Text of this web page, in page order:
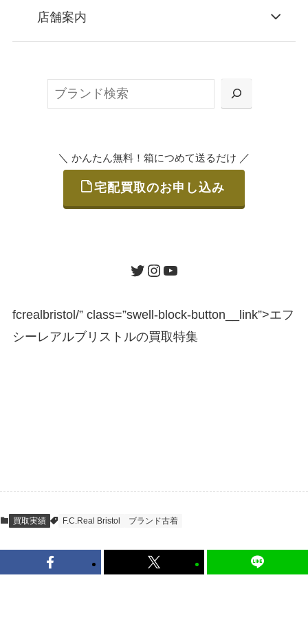
お申込み
または梱包材不要の「集荷申込」からお選び
ご発送
す。（すべて弊社が負担いたします。）
かんたん無料！箱につめて送るだけ
宅配買取のお申し込み
店舗案内
＼ かんたん無料！箱につめて送るだけ ／
宅配買取のお申し込み
ツイッターインスタグラムユーチューブ
fcrealbristol/” class=”swell-block-button__link”>エフ
シーレアルブリストルの買取特集
買取実績 F.C.Real Bristol ブランド古着